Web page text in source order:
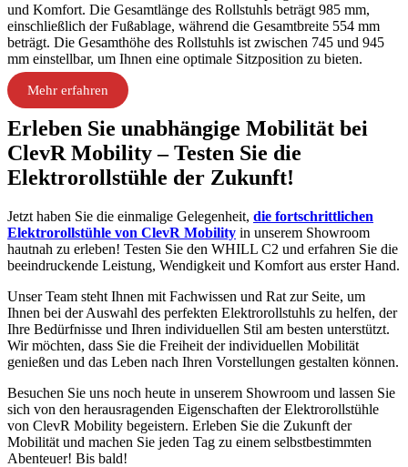
und Komfort. Die Gesamtlänge des Rollstuhls beträgt 985 mm,
einschließlich der Fußablage, während die Gesamtbreite 554 mm
beträgt. Die Gesamthöhe des Rollstuhls ist zwischen 745 und 945
mm einstellbar, um Ihnen eine optimale Sitzposition zu bieten.
Mehr erfahren
Erleben Sie unabhängige Mobilität bei
ClevR Mobility – Testen Sie die
Elektrorollstühle der Zukunft!
Jetzt haben Sie die einmalige Gelegenheit, die fortschrittlichen
Elektrorollstühle von ClevR Mobility in unserem Showroom
hautnah zu erleben! Testen Sie den WHILL C2 und erfahren Sie die
beeindruckende Leistung, Wendigkeit und Komfort aus erster Hand.
Unser Team steht Ihnen mit Fachwissen und Rat zur Seite, um
Ihnen bei der Auswahl des perfekten Elektrorollstuhls zu helfen, der
Ihre Bedürfnisse und Ihren individuellen Stil am besten unterstützt.
Wir möchten, dass Sie die Freiheit der individuellen Mobilität
genießen und das Leben nach Ihren Vorstellungen gestalten können.
Besuchen Sie uns noch heute in unserem Showroom und lassen Sie
sich von den herausragenden Eigenschaften der Elektrorollstühle
von ClevR Mobility begeistern. Erleben Sie die Zukunft der
Mobilität und machen Sie jeden Tag zu einem selbstbestimmten
Abenteuer! Bis bald!